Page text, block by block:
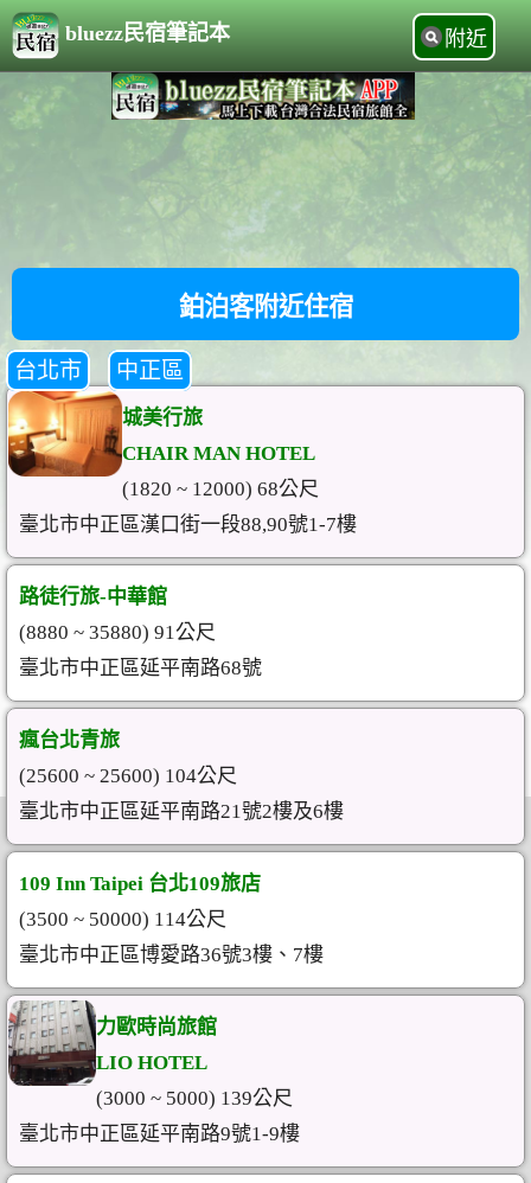
bluezz民宿筆記本 附近
鉑泊客附近住宿
台北市 中正區
城美行旅
CHAIR MAN HOTEL
(1820 ~ 12000) 68公尺
臺北市中正區漢口街一段88,90號1-7樓
路徒行旅-中華館
(8880 ~ 35880) 91公尺
臺北市中正區延平南路68號
瘋台北青旅
(25600 ~ 25600) 104公尺
臺北市中正區延平南路21號2樓及6樓
109 Inn Taipei 台北109旅店
(3500 ~ 50000) 114公尺
臺北市中正區博愛路36號3樓、7樓
力歐時尚旅館
LIO HOTEL
(3000 ~ 5000) 139公尺
臺北市中正區延平南路9號1-9樓